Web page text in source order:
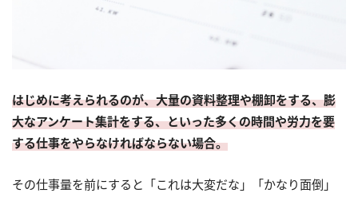
はじめに考えられるのが、大量の資料整理や棚卸をする、膨
大なアンケート集計をする、といった多くの時間や労力を要
する仕事をやらなければならない場合。
その仕事量を前にすると「これは大変だな」「かなり面倒」